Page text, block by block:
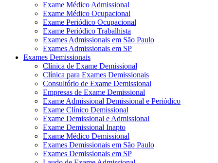
Exame Médico Admissional
Exame Médico Ocupacional
Exame Periódico Ocupacional
Exame Periódico Trabalhista
Exames Admissionais em São Paulo
Exames Admissionais em SP
Exames Demissionais
Clínica de Exame Demissional
Clínica para Exames Demissionais
Consultório de Exame Demissional
Empresas de Exame Demissional
Exame Admissional Demissional e Periódico
Exame Clínico Demissional
Exame Demissional e Admissional
Exame Demissional Inapto
Exame Médico Demissional
Exames Demissionais em São Paulo
Exames Demissionais em SP